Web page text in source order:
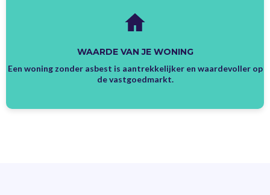
WAARDE VAN JE WONING
Een woning zonder asbest is aantrekkelijker en waardevoller op
de vastgoedmarkt.